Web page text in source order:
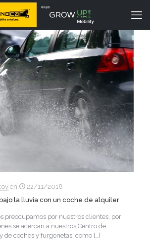
en
22/11/2018
la lluvia con un coche de alquiler
preocupamos por nuestros clientes, por
se acercan a nuestros Centro de
de coches y furgonetas, como […]